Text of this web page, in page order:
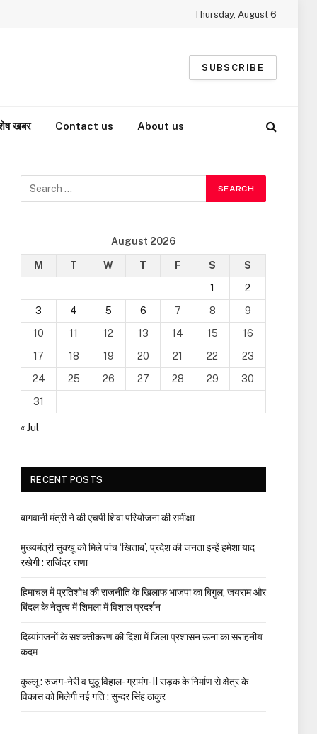
Thursday, August 6
SUBSCRIBE
खबर Contact us About us
August 2026
M T W T F S
S
1
2
3
4 5 6 7 8
9
10
11 12 13 14 15
16
17
18 19 20 21 22
23
24
25 26 27 28 29
30
31
« Jul
RECENT POSTS
बागवानी मंत्री ने की एचपी शिवा परियोजना की समीक्षा
मुख्यमंत्री सुक्खू को मिले पांच ‘खिताब’, प्रदेश की जनता इन्हें हमेशा याद
रखेगी : राजिंदर राणा
हिमाचल में प्रतिशोध की राजनीति के खिलाफ भाजपा का बिगुल, जयराम और
बिंदल के नेतृत्व में शिमला में विशाल प्रदर्शन
दिव्यांगजनों के सशक्तीकरण की दिशा में जिला प्रशासन ऊना का सराहनीय
कदम
कुल्लू : रुजग-नेरी व घुठू विहाल- ग्रामंग-II सड़क के निर्माण से क्षेत्र के
विकास को मिलेगी नई गति : सुन्दर सिंह ठाकुर